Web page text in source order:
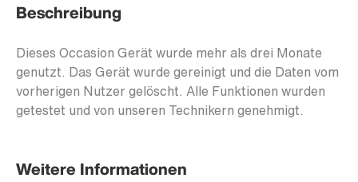
Beschreibung
Dieses Occasion Gerät wurde mehr als drei Monate
genutzt. Das Gerät wurde gereinigt und die Daten vom
vorherigen Nutzer gelöscht. Alle Funktionen wurden
getestet und von unseren Technikern genehmigt.
Weitere Informationen